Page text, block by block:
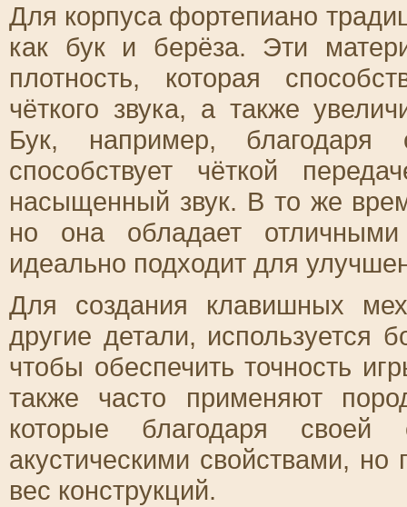
Для корпуса фортепиано
как бук и берёза. Эти
плотность, которая
чёткого звука, а также
Бук, например, благодаря
способствует чёткой
насыщенный звук. В то же
но она обладает
идеально подходит для
Для создания клавишных
другие детали, используется
чтобы обеспечить точность
также часто применяют
которые благодаря своей
акустическими свойствами,
вес конструкций.